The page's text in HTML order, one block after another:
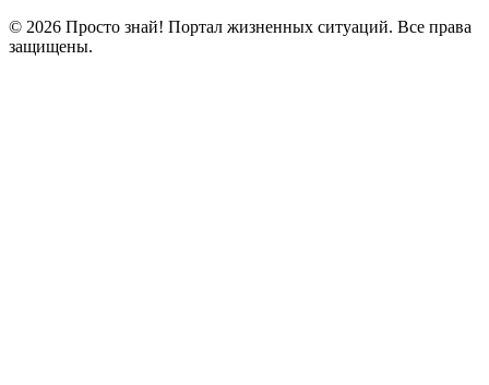
© 2026 Просто знай! Портал жизненных ситуаций. Все права
защищены.